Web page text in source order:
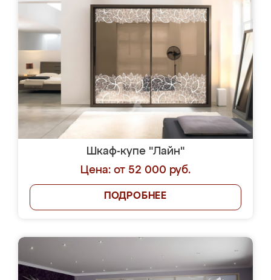
Шкаф-купе "Лайн"
Цена: от 52 000 руб.
ПОДРОБНЕЕ